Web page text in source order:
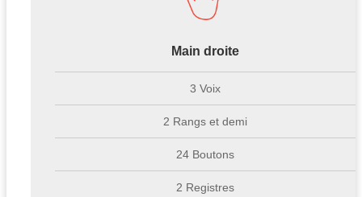
Main droite
3 Voix
2 Rangs et demi
24 Boutons
2 Registres